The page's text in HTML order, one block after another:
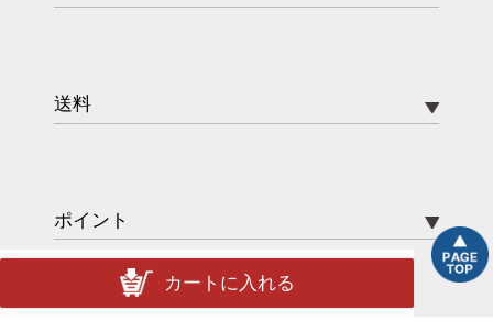
カートに入れる
送料
ポイント